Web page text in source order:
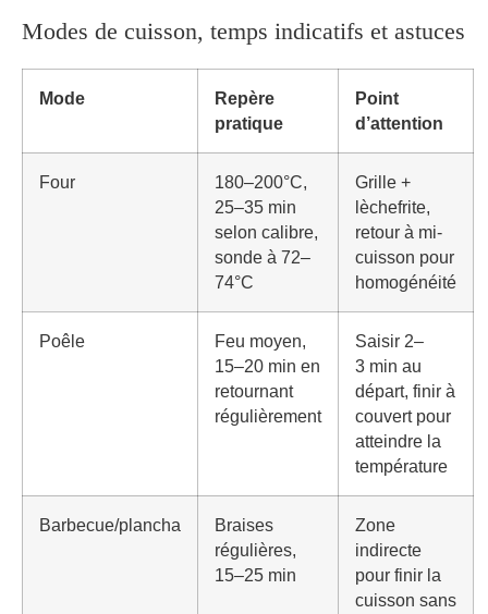
Modes de cuisson, temps indicatifs et astuces
Mode
Repère
pratique
Point
d’attention
Four
180–200°C,
25–35 min
selon calibre,
sonde à 72–
74°C
Grille +
lèchefrite,
retour à mi-
cuisson pour
homogénéité
Poêle
Feu moyen,
15–20 min en
retournant
régulièrement
Saisir 2–
3 min au
départ, finir à
couvert pour
atteindre la
température
Barbecue/plancha
Braises
régulières,
15–25 min
Zone
indirecte
pour finir la
cuisson sans